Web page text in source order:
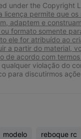
under the Copyright
licença permite que
adaptem e
formato somente
ele for atribuído ao
a partir do material,
de acordo com
violação do
para discutirmos
modelo reboque rc